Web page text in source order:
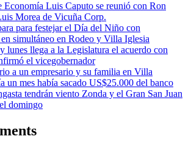
Luis Caputo se reunió con Ron
Morea de Vicuña Corp.
para festejar el Día del Niño con
simultáneo en Rodeo y Villa Iglesia
lunes llega a la Legislatura el acuerdo con
el vicegobernador
a un empresario y su familia en Villa
un mes había sacado US$25.000 del banco
tendrán viento Zonda y el Gran San Juan
domingo